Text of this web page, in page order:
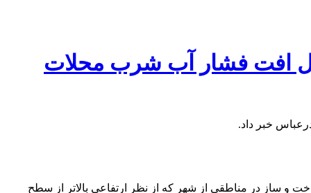
افت فشار آب شرب محلات
خبر داد.
و ساز در مناطقی از شهر که از نظر ارتفاعی بالاتر از سطح